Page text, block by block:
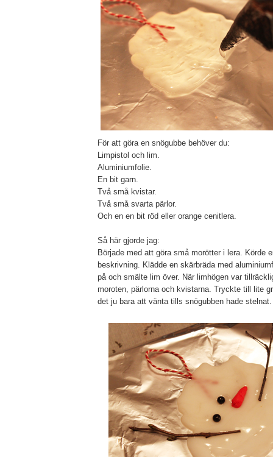
För att göra en snögubbe behöver du:
Limpistol och lim.
Aluminiumfolie.
En bit garn.
Två små kvistar.
Två små svarta pärlor.
Och en en bit röd eller orange cenitlera.
Så här gjorde jag:
Började med att göra små morötter i lera. Körde
beskrivning. Klädde en skärbräda med
på och smälte lim över. När limhögen var
moroten, pärlorna och kvistarna. Tryckte till lite
det ju bara att vänta tills snögubben hade stelnat.